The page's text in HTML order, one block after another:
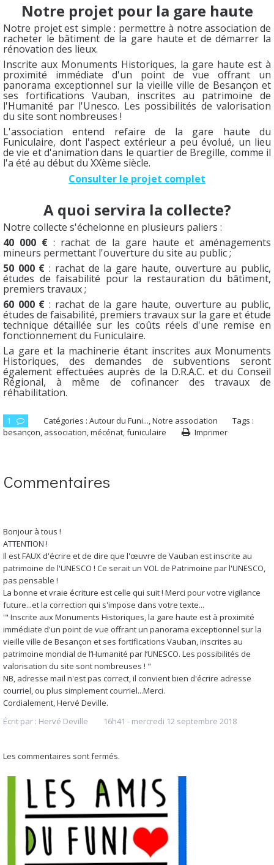
Notre projet pour la gare haute
Notre projet est simple : permettre à notre association de
racheter le bâtiment de la gare haute et de démarrer la
rénovation des lieux.
Inscrite aux Monuments Historiques, la gare haute est à
proximité immédiate d'un point de vue offrant un
panorama exceptionnel sur la vieille ville de Besançon et
ses fortifications Vauban, inscrites au patrimoine de
l'Humanité par l'Unesco. Les possibilités de valorisation
du site sont nombreuses !
L'association entend refaire de la gare haute du
Funiculaire, dont l'aspect extérieur a peu évolué, un lieu
de vie et d'animation dans le quartier de Bregille, comme il
l'a été au début du XXème siècle.
Consulter le projet complet
A quoi servira la collecte?
Notre collecte s'échelonne en plusieurs paliers :
40 000 € : rachat de la gare haute et aménagements
mineurs permettant l'ouverture du site au public ;
50 000 € : rachat de la gare haute, ouverture au public,
études de faisabilité pour la restauration du bâtiment,
premiers travaux ;
60 000 € : rachat de la gare haute, ouverture au public,
études de faisabilité, premiers travaux sur la gare et étude
technique détaillée sur les coûts réels d'une remise en
fonctionnement du Funiculaire.
La gare et la machinerie étant inscrites aux Monuments
Historiques, des demandes de subventions seront
également effectuées auprès de la D.R.A.C. et du Conseil
Régional, à même de cofinancer des travaux de
réhabilitation.
1 Catégories : Autour du Funi...,Notre association
Tags :
besançon, association,mécénat,funiculaire Imprimer
Commentaires
Bonjour à tous !
ATTENTION !
Il est FAUX d'écrire et de dire que l'œuvre de Vauban est inscrite au
patrimoine de l'UNESCO ! Ce serait un VOL de Patrimoine par l'UNESCO,
pas pensable !
La bonne et vraie écriture est celle qui suit ! Merci pour votre vigilance
future...et la correction qui s'impose dans votre texte...
'" Inscrite aux Monuments Historiques, la gare haute est à proximité
immédiate d'un point de vue offrant un panorama exceptionnel sur la
vieille ville de Besançon et ses fortifications Vauban, inscrites au
patrimoine mondial de l’Humanité par l’UNESCO. Les possibilités de
valorisation du site sont nombreuses ! "
NB, adresse mail n'est pas correct, il convient bien d'écrire adresse
courriel, ou plus simplement courriel...Merci.
Cordialement, Hervé Deville.
Écrit par : Hervé Deville 16h41 - mercredi 12 septembre 2018
Les commentaires sont fermés.